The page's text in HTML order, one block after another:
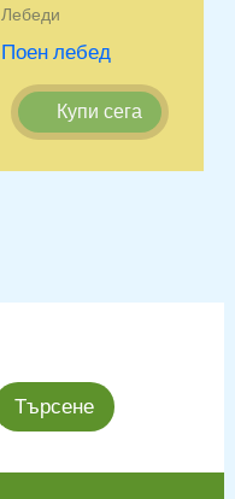
Търсене
Лебеди
Поен лебед
Купи сега